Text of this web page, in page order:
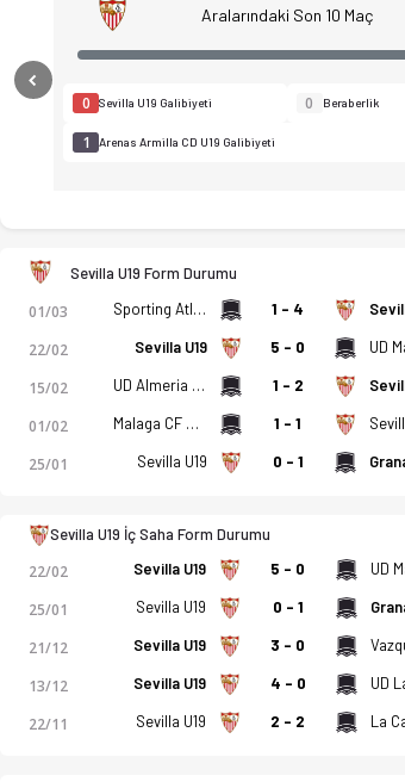
Sevilla U19 - Arenas Armilla CD U19 7-1 bitti.
Aralarındaki Son 10 Maç
0 Sevilla U19 Galibiyeti 0 Beraberlik
1 Arenas Armilla CD U19 Galibiyeti
Previous
Sevilla U19 Form Durumu
01/03 Sporting Atletico Ceuta U19 1 - 4
22/02 Sevilla U19 5 - 0
15/02 UD Almeria U19 1 - 2
01/02 Malaga CF U19 1 - 1
25/01 Sevilla U19 0 - 1
Sevilla U19 İç Saha Form Durumu
22/02 Sevilla U19 5 - 0
25/01 Sevilla U19 0 - 1
21/12 Sevilla U19 3 - 0
13/12 Sevilla U19 4 - 0
22/11 Sevilla U19 2 - 2